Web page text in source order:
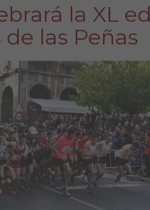
la XL
de las Peñas